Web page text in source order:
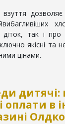
дозволяє
так і про
якісні та
цінами.
дитячі:
оплати в